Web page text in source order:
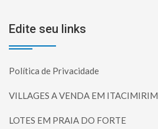
Edite seu links
Política de Privacidade
VILLAGES A VENDA EM ITACIMIRIM
LOTES EM PRAIA DO FORTE